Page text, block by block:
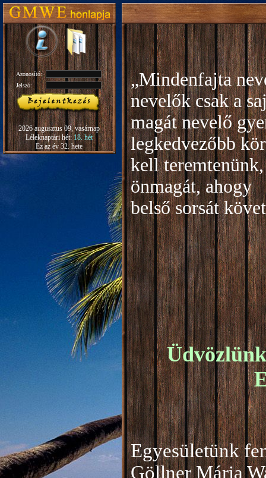
Azonosító:
Jelszó:
2026 augusztus 09, vasárnap
Léleknaptári hét:18. hét
Ez az év 32. hete
„Mindenfajta
nevelők csak a
magát nevelő
legkedvezőbb
kell
önmagát, ahogy
belső sorsát
Egyesületünk
Göllner Mária